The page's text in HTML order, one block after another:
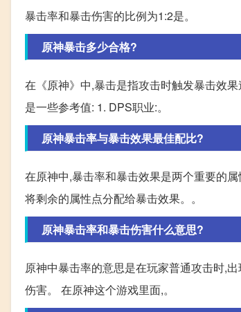
暴击率和暴击伤害的比例为1:2是。
原神暴击多少合格?
在《原神》中,暴击是指攻击时触发暴击效
是一些参考值: 1. DPS职业:。
原神暴击率与暴击效果最佳配比?
在原神中,暴击率和暴击效果是两个重要的
将剩余的属性点分配给暴击效果。。
原神暴击率和暴击伤害什么意思?
原神中暴击率的意思是在玩家普通攻击时,
伤害。 在原神这个游戏里面,。